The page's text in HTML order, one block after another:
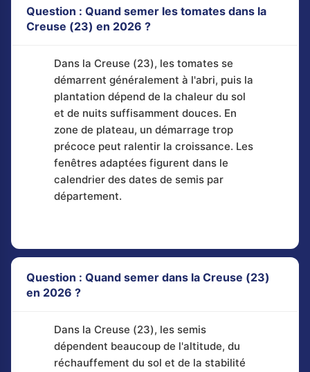
Question : Quand semer les tomates dans la
Creuse (23) en 2026 ?
Dans la Creuse (23), les tomates se
démarrent généralement à l'abri, puis la
plantation dépend de la chaleur du sol
et de nuits suffisamment douces. En
zone de plateau, un démarrage trop
précoce peut ralentir la croissance. Les
fenêtres adaptées figurent dans le
calendrier des dates de semis par
département.
Question : Quand semer dans la Creuse (23)
en 2026 ?
Dans la Creuse (23), les semis
dépendent beaucoup de l'altitude, du
réchauffement du sol et de la stabilité